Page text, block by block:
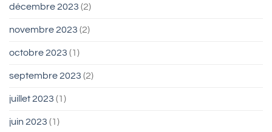
décembre 2023 (2)
novembre 2023 (2)
octobre 2023 (1)
septembre 2023 (2)
juillet 2023 (1)
juin 2023 (1)